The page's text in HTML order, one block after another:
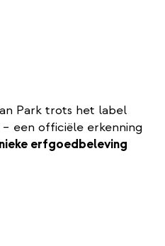
Park trots het label
– een officiële erkenning
erfgoedbeleving